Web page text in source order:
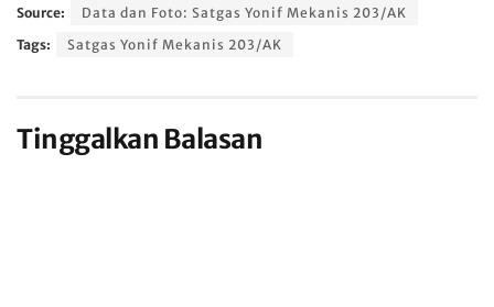
Source:
Data dan Foto: Satgas Yonif Mekanis 203/AK
Tags:
Satgas Yonif Mekanis 203/AK
Tinggalkan Balasan